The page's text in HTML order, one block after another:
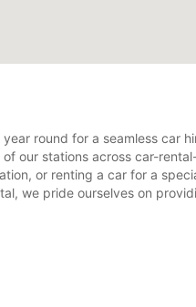
year round for a seamless
our stations across car-
or renting a car for a
we pride ourselves on